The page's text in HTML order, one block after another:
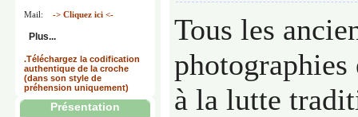
Mail: -> Cliquez ici <-
Plus...
.Téléchargez la codification
authentique de la croche
(dans son style de
préhension uniquement)
Présentation
Tous les
à la lutte